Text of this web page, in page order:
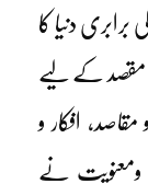
دنیا کا
مقصد کے لیے
افکار و
ومعنویت نے